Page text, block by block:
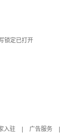
锁定已打开
入驻 广告服务